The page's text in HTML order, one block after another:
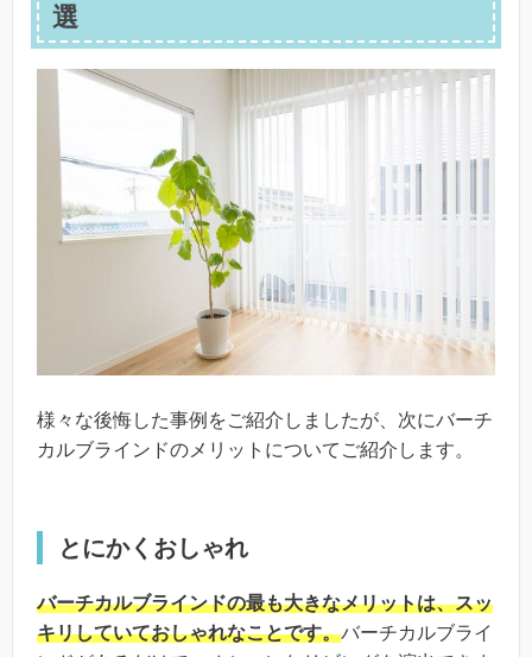
選
様々な後悔した事例をご紹介しましたが、次にバーチ
カルブラインドのメリットについてご紹介します。
とにかくおしゃれ
バーチカルブラインドの最も大きなメリットは、スッ
キリしていておしゃれなことです。バーチカルブライ